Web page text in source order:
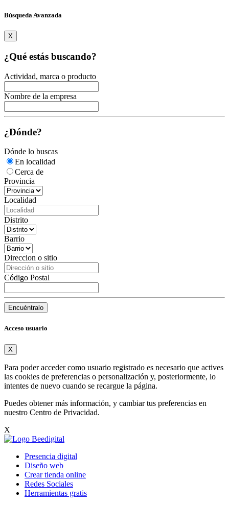
Búsqueda Avanzada
X
¿Qué estás buscando?
Actividad, marca o producto
Nombre de la empresa
¿Dónde?
Dónde lo buscas
En localidad
Cerca de
Provincia
Localidad
Distrito
Barrio
Direccion o sitio
Código Postal
Encuéntralo
Acceso usuario
X
Para poder acceder como usuario registrado es necesario que actives
las cookies de preferencias o personalización y, posteriormente, lo
intentes de nuevo cuando se recargue la página.
Puedes obtener más información, y cambiar tus preferencias en
nuestro Centro de Privacidad.
X
Presencia digital
Diseño web
Crear tienda online
Redes Sociales
Herramientas gratis